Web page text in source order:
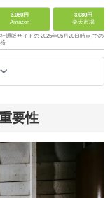
3,080円
Amazon
3,080円
楽天市場
通販サイトの 2025年05月20日時点 での税
要性